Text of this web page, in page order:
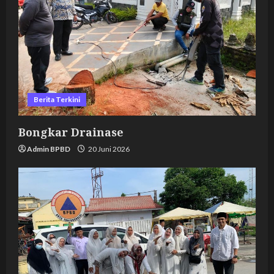
Berita Terkini
Bongkar Drainase
Admin BPBD 20 Juni 2026